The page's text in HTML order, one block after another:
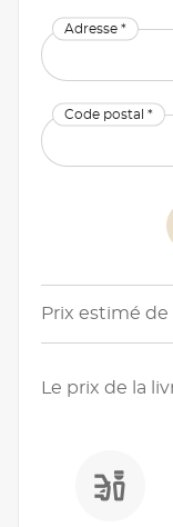
Adresse *
Code postal *
Prix estimé de
Le prix de la